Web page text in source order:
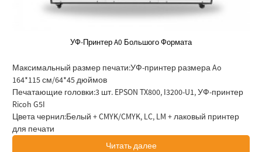
УФ-Принтер A0 Большого Формата
Максимальный размер печати:УФ-принтер размера Ao
164*115 см/64*45 дюймов
Печатающие головки:3 шт. EPSON TX800, I3200-U1, УФ-принтер
Ricoh G5I
Цвета чернил:Белый + CMYK/CMYK, LC, LM + лаковый принтер
для печати
Читать далее